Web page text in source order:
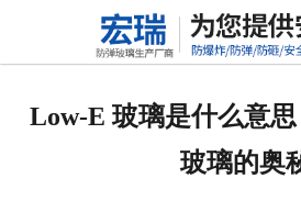
Low-E 玻璃是什么意
玻璃的奥